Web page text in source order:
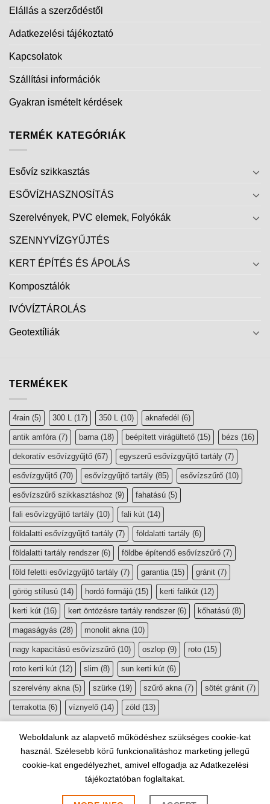
Elállás a szerződéstől
Adatkezelési tájékoztató
Kapcsolatok
Szállítási információk
Gyakran ismételt kérdések
TERMÉK KATEGÓRIÁK
Esővíz szikkasztás
ESŐVÍZHASZNOSÍTÁS
Szerelvények, PVC elemek, Folyókák
SZENNYVÍZGYŰJTÉS
KERT ÉPÍTÉS ÉS ÁPOLÁS
Komposztálók
IVÓVÍZTÁROLÁS
Geotextíliák
TERMÉKEK
4rain (5) 300 L (17) 350 L (10) aknafedél (6)
antik amfóra (7) barna (18) beépített virágültető (15) bézs (16)
dekoratív esővízgyűjtő (67) egyszerű esővízgyűjtő tartály (7)
esővízgyűjtő (70) esővízgyűjtő tartály (85) esővízszűrő (10)
esővízszűrő szikkasztáshoz (9) fahatású (5)
fali esővízgyűjtő tartály (10) fali kút (14)
földalatti esővízgyűjtő tartály (7) földalatti tartály (6)
földalatti tartály rendszer (6) földbe építendő esővízszűrő (7)
föld feletti esővízgyűjtő tartály (7) garantia (15) gránit (7)
görög stílusú (14) hordó formájú (15) kerti falikút (12)
kerti kút (16) kert öntözésre tartály rendszer (6) kőhatású (8)
magaságyás (28) monolit akna (10)
nagy kapacitású esővízszűrő (10) oszlop (9) roto (15)
roto kerti kút (12) slim (8) sun kerti kút (6)
szerelvény akna (5) szürke (19) szűrő akna (7) sötét gránit (7)
terrakotta (6) víznyelő (14) zöld (13)
Copyright 2026 ©esővízgyűjtő, szikkasztó webáruház
Website byLindividu Webdesign
Weboldalunk az alapvető működéshez szükséges cookie-kat
használ. Szélesebb körű funkcionalitáshoz marketing jellegű
cookie-kat engedélyezhet, amivel elfogadja az Adatkezelési
tájékoztatóban foglaltakat.